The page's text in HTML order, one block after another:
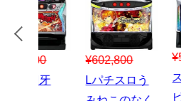
¥547,800
スマスロハナ
¥150,000
スマスロ
伝